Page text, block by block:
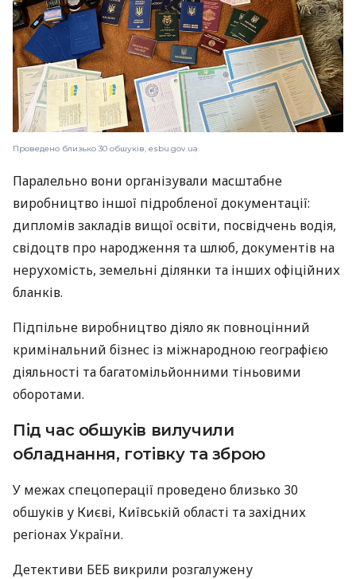
Проведено близько 30 обшуків, esbu.gov.ua
Паралельно вони організували масштабне
виробництво іншої підробленої документації:
дипломів закладів вищої освіти, посвідчень водія,
свідоцтв про народження та шлюб, документів на
нерухомість, земельні ділянки та інших офіційних
бланків.
Підпільне виробництво діяло як повноцінний
кримінальний бізнес із міжнародною географією
діяльності та багатомільйонними тіньовими
оборотами.
Під час обшуків вилучили
обладнання, готівку та зброю
У межах спецоперації проведено близько 30
обшуків у Києві, Київській області та західних
регіонах України.
Детективи БЕБ викрили розгалужену